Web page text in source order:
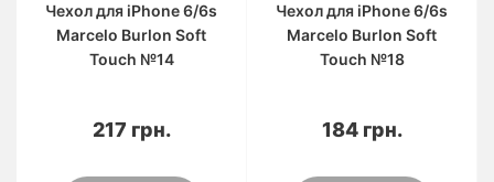
Чехол для iPhone 6/6s
Marcelo Burlon Soft
Touch №14
217 грн.
Чехол для iPhone 6/6s
Marcelo Burlon Soft
Touch №18
184 грн.